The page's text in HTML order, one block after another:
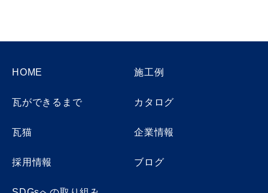
HOME 施工例
瓦ができるまで カタログ
瓦猫 企業情報
採用情報 ブログ